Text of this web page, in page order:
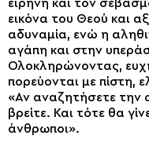
ειρήνη και τον
εικόνα του Θεού και
αδυναμία, ενώ η
αγάπη και στην
Ολοκληρώνοντας,
πορεύονται με πίστη,
«Αν αναζητήσετε την
βρείτε. Και τότε θα
άνθρωποι».